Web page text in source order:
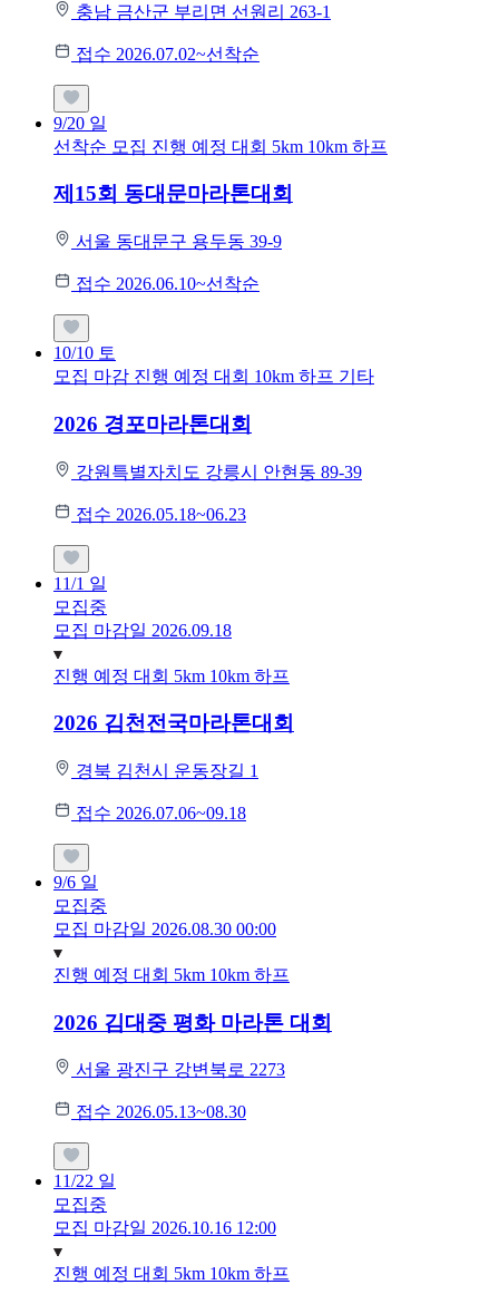
충남 금산군 부리면 선원리 263-1
접수 2026.07.02~선착순
9/20 일
선착순 모집 진행 예정 대회 5km 10km 하프
제15회 동대문마라톤대회
서울 동대문구 용두동 39-9
접수 2026.06.10~선착순
10/10 토
모집 마감 진행 예정 대회 10km 하프 기타
2026 경포마라톤대회
강원특별자치도 강릉시 안현동 89-39
접수 2026.05.18~06.23
11/1 일
모집중
모집 마감일 2026.09.18
진행 예정 대회 5km 10km 하프
2026 김천전국마라톤대회
경북 김천시 운동장길 1
접수 2026.07.06~09.18
9/6 일
모집중
모집 마감일 2026.08.30 00:00
진행 예정 대회 5km 10km 하프
2026 김대중 평화 마라톤 대회
서울 광진구 강변북로 2273
접수 2026.05.13~08.30
11/22 일
모집중
모집 마감일 2026.10.16 12:00
진행 예정 대회 5km 10km 하프